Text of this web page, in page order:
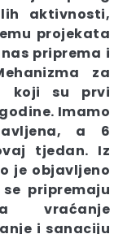
aktivnosti,
projekata
priprema i
za
koji su prvi
Imamo
a 6
tjedan. Iz
je objavljeno
pripremaju
vraćanje
i sanaciju